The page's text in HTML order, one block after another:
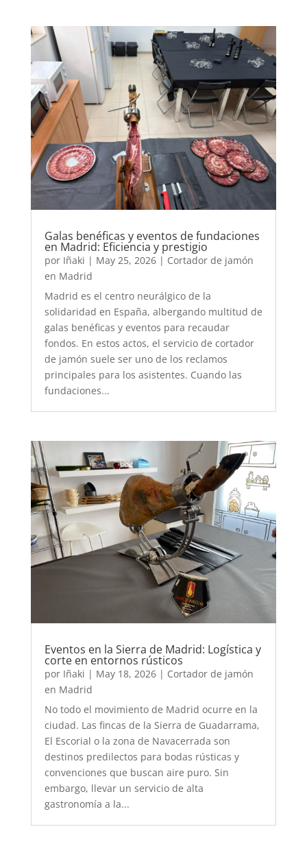
Galas benéficas y eventos de fundaciones
en Madrid: Eficiencia y prestigio
por Iñaki | May 25, 2026| Cortador de jamón
en Madrid
Madrid es el centro neurálgico de la
solidaridad en España, albergando multitud de
galas benéficas y eventos para recaudar
fondos. En estos actos, el servicio de cortador
de jamón suele ser uno de los reclamos
principales para los asistentes. Cuando las
fundaciones...
Eventos en la Sierra de Madrid: Logística y
corte en entornos rústicos
por Iñaki | May 18, 2026| Cortador de jamón
en Madrid
No todo el movimiento de Madrid ocurre en la
ciudad. Las fincas de la Sierra de Guadarrama,
El Escorial o la zona de Navacerrada son
destinos predilectos para bodas rústicas y
convenciones que buscan aire puro. Sin
embargo, llevar un servicio de alta
gastronomía a la...